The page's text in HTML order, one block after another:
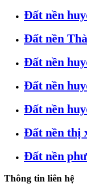
Đất nền
Đất nền
Đất nền
Đất nền
Đất nền
Đất nền thị
Đất nền
Thông tin liên hệ